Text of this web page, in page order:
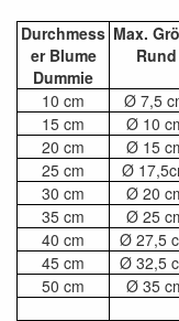
Durchmess
er Blume
Dummie
Max.
Rund
10 cm Ø 7,5
15 cm
Ø 10
20 cm
Ø 15
25 cm
Ø
30 cm
Ø 20
35 cm
Ø 25
40 cm
Ø 27,5
45 cm
Ø 32,5
50 cm
Ø 35